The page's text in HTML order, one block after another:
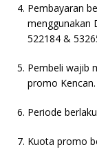
Pembayaran
menggunakan
522184 &
Pembeli wajib
promo Kencan.
Periode
Kuota promo